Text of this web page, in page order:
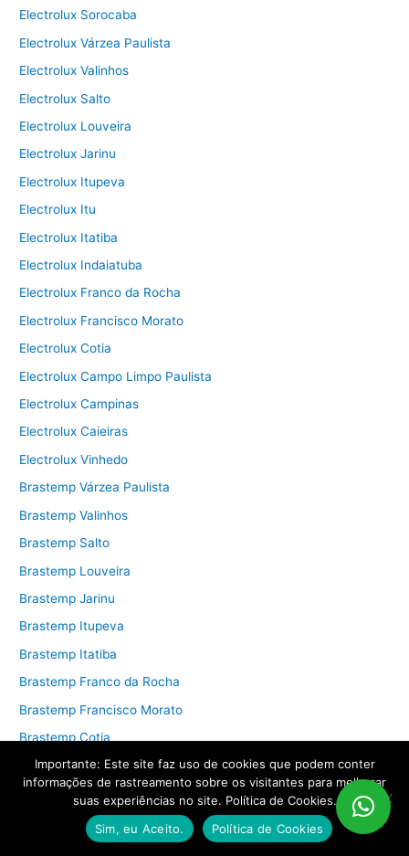
Electrolux Sorocaba
Electrolux Várzea Paulista
Electrolux Valinhos
Electrolux Salto
Electrolux Louveira
Electrolux Jarinu
Electrolux Itupeva
Electrolux Itu
Electrolux Itatiba
Electrolux Indaiatuba
Electrolux Franco da Rocha
Electrolux Francisco Morato
Electrolux Cotia
Electrolux Campo Limpo Paulista
Electrolux Campinas
Electrolux Caieiras
Electrolux Vinhedo
Brastemp Várzea Paulista
Brastemp Valinhos
Brastemp Salto
Brastemp Louveira
Brastemp Jarinu
Brastemp Itupeva
Brastemp Itatiba
Brastemp Franco da Rocha
Brastemp Francisco Morato
Brastemp Cotia
Brastemp Campo Limpo Paulista
Brastemp Campinas
Brastemp Caieiras
Importante: Este site faz uso de cookies que podem conter
informações de rastreamento sobre os visitantes para melhorar
suas experiências no site. Política de Cookies.
Sim, eu Aceito.
Política de Cookies